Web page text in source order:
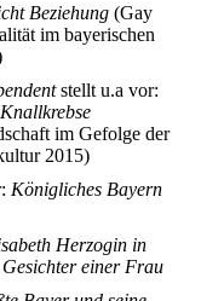
Beziehung (Gay
im bayerischen
stellt u.a vor:
Knallkrebse
im Gefolge der
2015)
Königliches Bayern
Herzogin in
einer Frau